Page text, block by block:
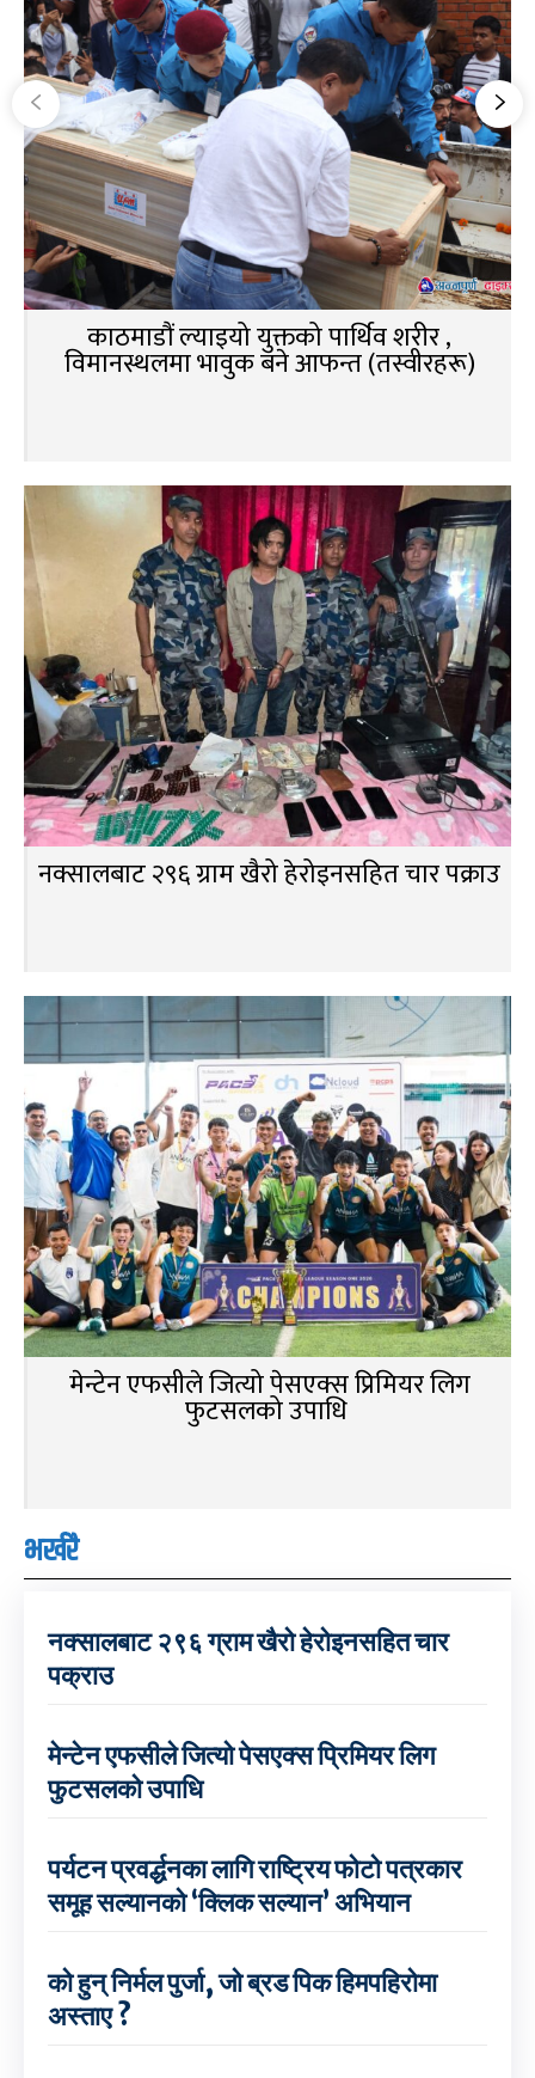
काठमाडौं ल्याइयो युक्तको पार्थिव शरीर ,
विमानस्थलमा भावुक बने आफन्त (तस्वीरहरू)
नक्सालबाट २९६ ग्राम खैरो हेरोइनसहित चार पक्राउ
मेन्टेन एफसीले जित्यो पेसएक्स प्रिमियर लिग
फुटसलको उपाधि
भर्खरै
नक्सालबाट २९६ ग्राम खैरो हेरोइनसहित चार
पक्राउ
मेन्टेन एफसीले जित्यो पेसएक्स प्रिमियर लिग
फुटसलको उपाधि
पर्यटन प्रवर्द्धनका लागि राष्ट्रिय फोटो पत्रकार
समूह सल्यानको ‘क्लिक सल्यान’ अभियान
को हुन् निर्मल पुर्जा, जो ब्रड पिक हिमपहिरोमा
अस्ताए ?